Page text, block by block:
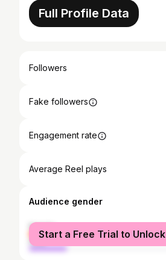
Full Profile Data
Followers
Fake followers
Engagement rate
Average Reel plays
Audience gender
female
male
Start a Free Trial to Unlock